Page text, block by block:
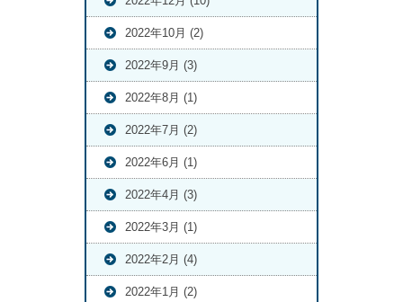
2022年10月 (2)
2022年9月 (3)
2022年8月 (1)
2022年7月 (2)
2022年6月 (1)
2022年4月 (3)
2022年3月 (1)
2022年2月 (4)
2022年1月 (2)